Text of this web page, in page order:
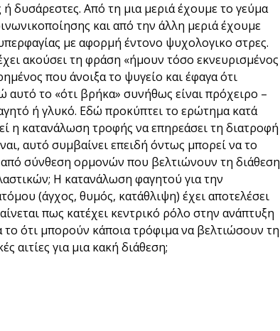
ή δυσάρεστες. Από τη μια μεριά έχουμε το γεύμα
και από την άλλη μεριά έχουμε
με αφορμή έντονο ψυχολογικο στρες.
ακούσει τη φράση «ήμουν τόσο εκνευρισμένος
που άνοιξα το ψυγείο και έφαγα ότι
αυτό το «ότι βρήκα» συνήθως είναι πρόχειρο –
ή γλυκό. Εδώ προκύπτει το ερώτημα κατά
η κατανάλωση τροφής να επηρεάσει τη διατροφή
αυτό συμβαίνει επειδή όντως μπορεί να το
από σύνθεση ορμονών που βελτιώνουν τη διάθεση
Η κατανάλωση φαγητού για την
(άγχος, θυμός, κατάθλιψη) έχει αποτελέσει
πως κατέχει κεντρικό ρόλο στην ανάπτυξη
το ότι μπορούν κάποια τρόφιμα να βελτιώσουν τη
αιτίες για μια κακή διάθεση;